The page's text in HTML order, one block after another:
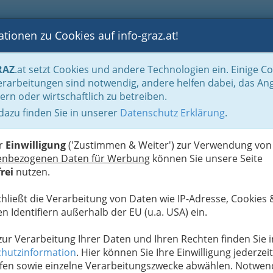
BLOGS FOTOS GASTRONOMIE BRANCHEN
zu Cookies auf info-graz.at!
.at setzt Cookies und andere Technologien ein. Einige
sind notwendig, andere helfen dabei, das
oder wirtschaftlich zu betreiben.
finden Sie in unserer Datenschutz Erklärung.
Einwilligung('Zustimmen & Weiter') zur Verwendung von
Daten für Werbung können Sie unsere Seite
nutzen.
die Verarbeitung von Daten wie IP-Adresse, Cookies
Identifiern außerhalb der EU (u.a. USA) ein.
Verarbeitung Ihrer Daten und Ihren Rechten finden Sie
. Hier können Sie Ihre Einwilligung jederzeit
sowie einzelne Verarbeitungszwecke abwählen.
& Handwerk, Gliederung der WKO Allg. FG des Gewerbes Sonstige